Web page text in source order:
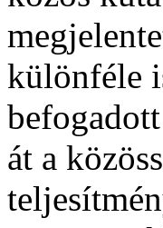
különféle
át a